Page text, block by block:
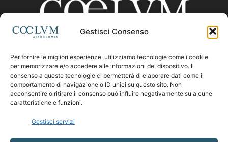
Gestisci Consenso
Per fornire le migliori esperienze, utilizziamo tecnologie come i cookie
per memorizzare e/o accedere alle informazioni del dispositivo. Il
consenso a queste tecnologie ci permetterà di elaborare dati come il
comportamento di navigazione o ID unici su questo sito. Non
acconsentire o ritirare il consenso può influire negativamente su alcune
caratteristiche e funzioni.
Gestisci servizi
CHI SIAMO
Contattaci:coelumastro@coelum.com